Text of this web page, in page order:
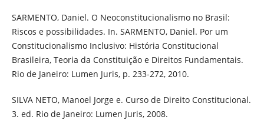
SARMENTO, Daniel. O Neoconstitucionalismo no Brasil:
Riscos e possibilidades. In. SARMENTO, Daniel. Por um
Constitucionalismo Inclusivo: História Constitucional
Brasileira, Teoria da Constituição e Direitos Fundamentais.
Rio de Janeiro: Lumen Juris, p. 233-272, 2010.
SILVA NETO, Manoel Jorge e. Curso de Direito Constitucional.
3. ed. Rio de Janeiro: Lumen Juris, 2008.